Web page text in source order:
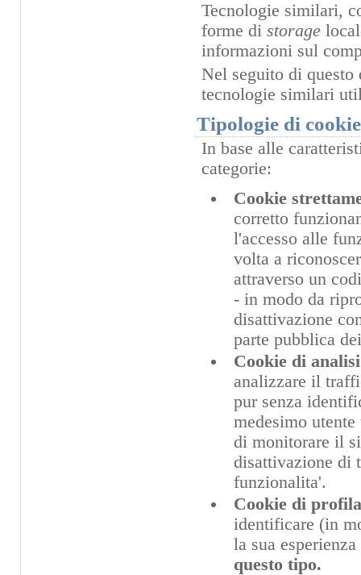
Tecnologie similari,
forme distorage
informazioni sul
Nel seguito di
tecnologie similari
Tipologie di cookie
In base alle
categorie:
Cookie
corretto
l'accesso alle
volta a
attraverso un
- in modo da
disattivazione
parte pubblica
Cookie di
analizzare il
pur senza
medesimo
di monitorare il
disattivazione di
funzionalita'.
Cookie di
identificare (in
la sua
questo tipo.